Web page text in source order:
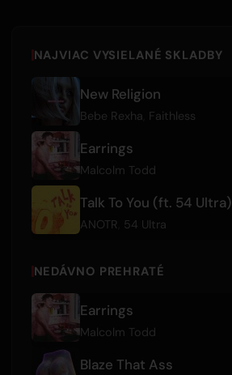
NAJVIAC VYSIELANÉ SKLADBY
New Religion
Bebe Rexha Faithless
Earrings
Malcolm Todd
Talk To You (ft. 54 Ultra)
ANOTR 54 Ultra
NEDÁVNO PREHRATÉ
Earrings
Malcolm Todd
Blaze That Ass